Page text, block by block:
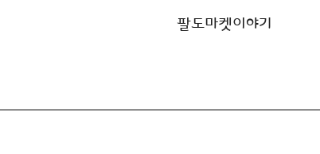
팔도마켓이야기